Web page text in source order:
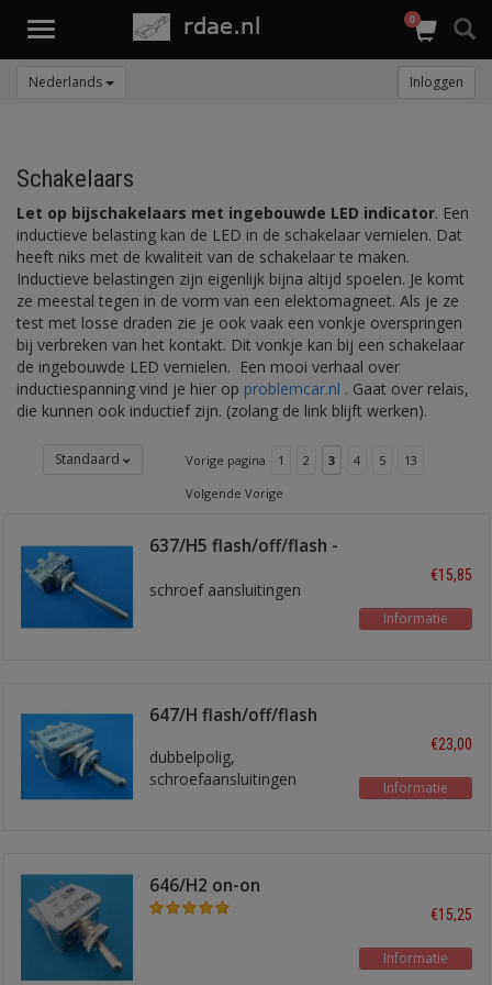
Toggle
0
Nederlands Inloggen
Schakelaars
Let op bijschakelaars met ingebouwde LED indicator. Een
inductieve belasting kan de LED in de schakelaar vernielen. Dat
heeft niks met de kwaliteit van de schakelaar te maken.
Inductieve belastingen zijn eigenlijk bijna altijd spoelen. Je komt
ze meestal tegen in de vorm van een elektomagneet. Als je ze
test met losse draden zie je ook vaak een vonkje overspringen
bij verbreken van het kontakt. Dit vonkje kan bij een schakelaar
de ingebouwde LED vernielen. Een mooi verhaal over
inductiespanning vind je hier op problemcar.nl . Gaat over relais,
die kunnen ook inductief zijn. (zolang de link blijft werken).
Standaard Vorige pagina 1 2 3 4 5
13
Volgende Vorige
637/H5 flash/off/flash -
schroef aansluitingen
€15,85
Informatie
647/H flash/off/flash
dubbelpolig,
schroefaansluitingen
€23,00
Informatie
646/H2 on-on
dubbelpolig
€15,25
Informatie